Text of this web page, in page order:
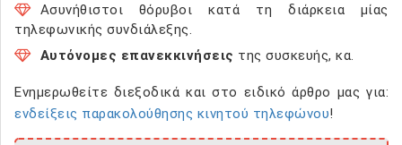
Ασυνήθιστοι θόρυβοι κατά τη διάρκεια μίας
τηλεφωνικής συνδιάλεξης.
Αυτόνομες επανεκκινήσεις της συσκευής, κα.
Ενημερωθείτε διεξοδικά και στο ειδικό άρθρο μας για:
ενδείξεις παρακολούθησης κινητού τηλεφώνου!